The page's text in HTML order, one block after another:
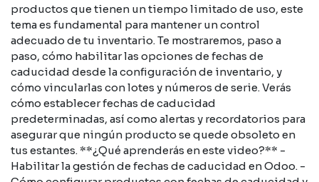
productos que tienen un tiempo limitado de uso, este
tema es fundamental para mantener un control
adecuado de tu inventario. Te mostraremos, paso a
paso, cómo habilitar las opciones de fechas de
caducidad desde la configuración de inventario, y
cómo vincularlas con lotes y números de serie. Verás
cómo establecer fechas de caducidad
predeterminadas, así como alertas y recordatorios para
asegurar que ningún producto se quede obsoleto en
tus estantes. **¿Qué aprenderás en este video?** -
Habilitar la gestión de fechas de caducidad en Odoo. -